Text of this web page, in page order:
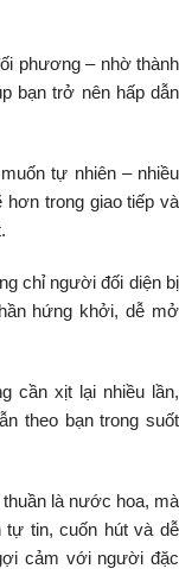
phương – nhờ thành
bạn trở nên hấp dẫn
tự nhiên – nhiều
trong giao tiếp và
chỉ người đối diện bị
hứng khởi, dễ mở
cần xịt lại nhiều lần,
theo bạn trong suốt
là nước hoa, mà
tự tin, cuốn hút và dễ
cảm với người đặc